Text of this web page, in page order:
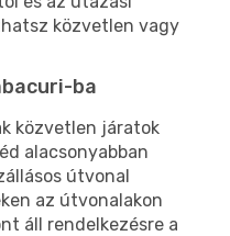
közvetlen vagy
ba
közvetlen járatok
alacsonyabban
útvonal
az útvonalakon
áll rendelkezésre a